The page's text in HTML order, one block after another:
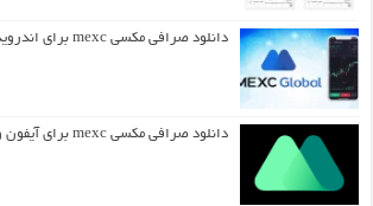
دانلود صرافی مکسی mexc برای اندروید
دانلود صرافی مکسی mexc برای آیفون و ios